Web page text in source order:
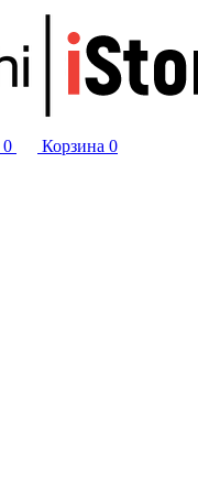
0 Корзина 0